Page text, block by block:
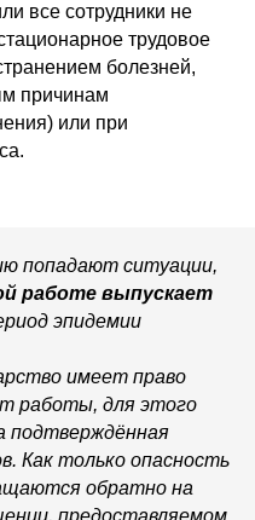
все сотрудники не
трудовое
болезней,
причинам
или при
попадают ситуации,
работе выпускает
эпидемии
имеет право
работы, для этого
подтверждённая
Как только опасность
обратно на